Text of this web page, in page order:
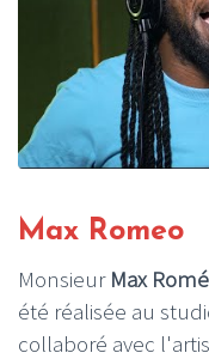
Max Romeo
MonsieurMax
été réalisée au
collaboré avec